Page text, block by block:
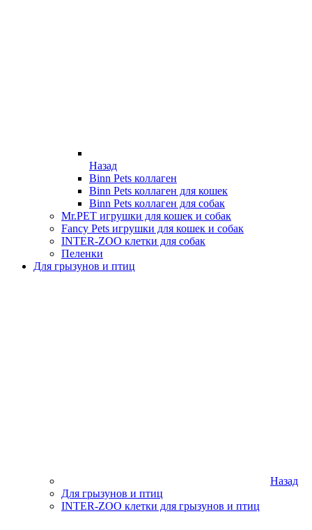
Назад
Binn Pets коллаген
Binn Pets коллаген для кошек
Binn Pets коллаген для собак
Mr.PET игрушки для кошек и собак
Fancy Pets игрушки для кошек и собак
INTER-ZOO клетки для собак
Пеленки
Для грызунов и птиц
Назад
Для грызунов и птиц
INTER-ZOO клетки для грызунов и птиц